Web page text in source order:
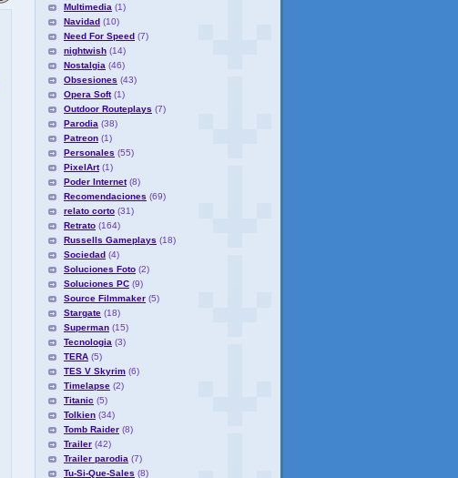
Multimedia (1)
Navidad (10)
Need For Speed (7)
nightwish (14)
Nostalgia (46)
Obsesiones (43)
Opera Soft (1)
Outdoor Routeplays (7)
Parodia (38)
Patreon (1)
Personales (55)
PixelArt (1)
Poder Internet (8)
Recomendaciones (69)
relato corto (31)
Retrato (164)
Russells Gameplays (18)
Sociedad (4)
Soluciones Foto (2)
Soluciones PC (9)
Source Filmmaker (5)
Stargate (18)
Superman (15)
Tecnologia (3)
TERA (5)
TES V Skyrim (6)
Timelapse (2)
Titanic (5)
Tolkien (34)
Tomb Raider (8)
Trailer (42)
Trailer parodia (7)
Tu-Si-Que-Sales (8)